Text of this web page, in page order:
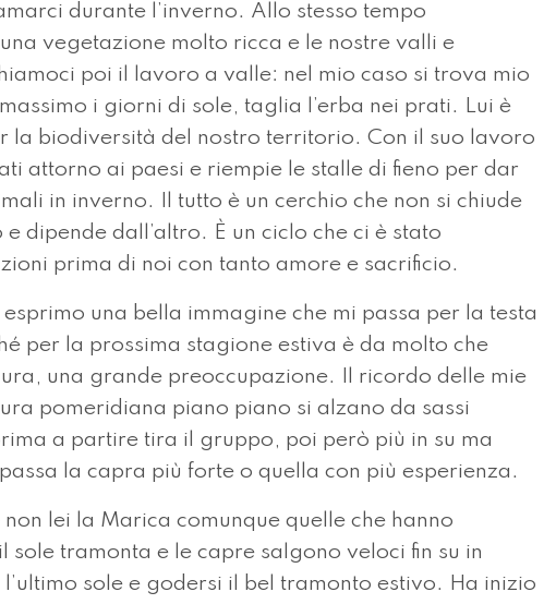
durante l’inverno. Allo stesso tempo
vegetazione molto ricca e le nostre valli e
poi il lavoro a valle: nel mio caso si trova mio
i giorni di sole, taglia l’erba nei prati. Lui è
la biodiversità del nostro territorio. Con il suo lavoro
attorno ai paesi e riempie le stalle di fieno per dar
in inverno. Il tutto è un cerchio che non si chiude
dipende dall’altro. È un ciclo che ci è stato
prima di noi con tanto amore e sacrificio.
una bella immagine che mi passa per la testa
per la prossima stagione estiva è da molto che
una grande preoccupazione. Il ricordo delle mie
pomeridiana piano piano si alzano da sassi
a partire tira il gruppo, poi però più in su ma
la capra più forte o quella con più esperienza.
lei la Marica comunque quelle che hanno
sole tramonta e le capre salgono veloci fin su in
sole e godersi il bel tramonto estivo. Ha inizio